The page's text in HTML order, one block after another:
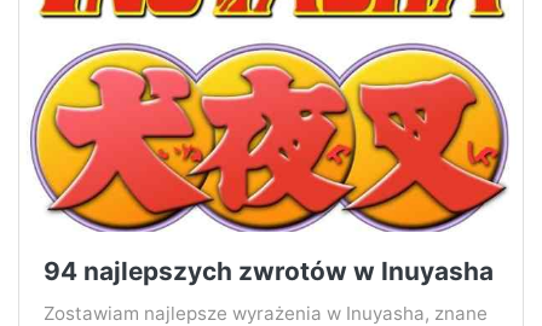
94 najlepszych zwrotów w Inuyasha
Zostawiam najlepsze wyrażenia w Inuyasha, znane